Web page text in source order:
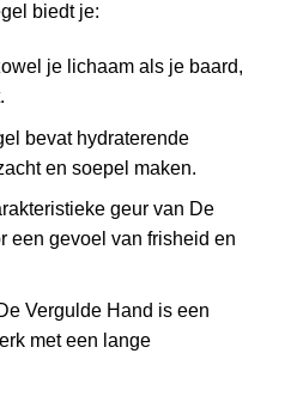
biedt je:
je lichaam als je baard,
bevat hydraterende
en soepel maken.
geur van De
een gevoel van frisheid en
Vergulde Hand is een
met een lange